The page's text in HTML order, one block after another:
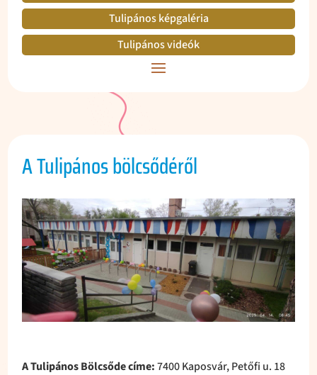
Tulipános képgaléria
Tulipános videók
A Tulipános bölcsődéről
A Tulipános Bölcsőde címe:7400 Kaposvár, Petőfi u. 18